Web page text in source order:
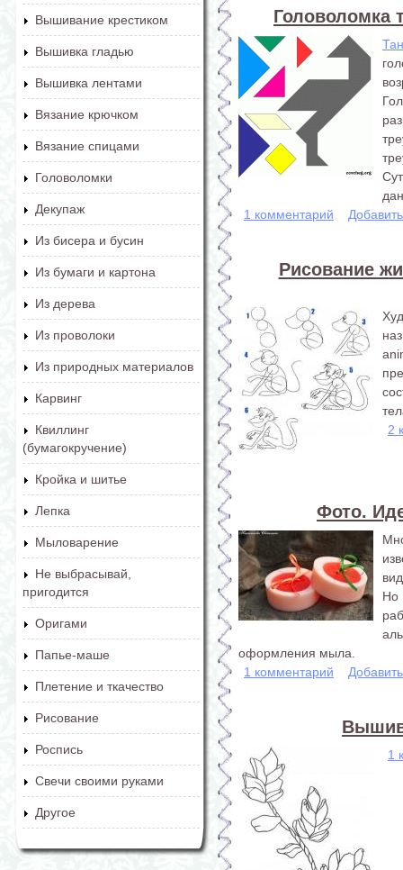
Вышивание крестиком
Вышивка гладью
Вышивка лентами
Вязание крючком
Вязание спицами
Головоломки
Декупаж
Из бисера и бусин
Из бумаги и картона
Из дерева
Из проволоки
Из природных материалов
Карвинг
Квиллинг
(бумагокручение)
Кройка и шитье
Лепка
Мыловарение
Не выбрасывай,
пригодится
Оригами
Папье-маше
Плетение и ткачество
Рисование
Роспись
Свечи своими руками
Другое
Головоломка
1 комментарий
Рисование
2
Фото.
Но
оформления мыла.
1 комментарий
1